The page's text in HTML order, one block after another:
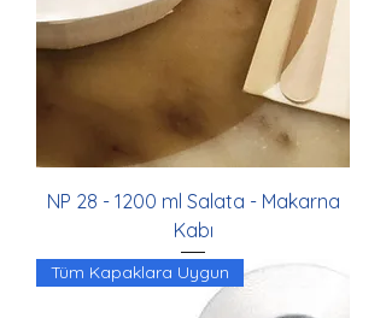
NP 28 - 1200 ml Salata - Makarna
Kabı
Tüm Kapaklara Uygun